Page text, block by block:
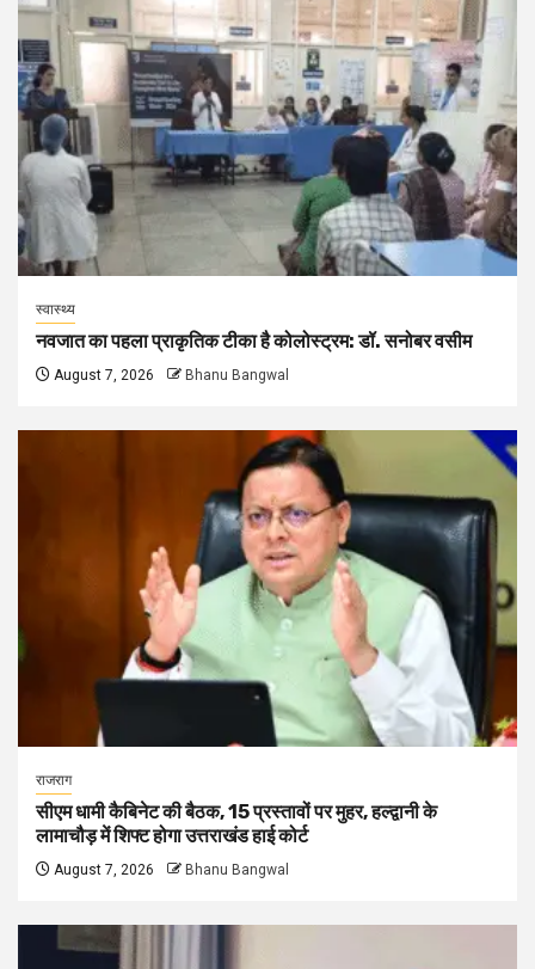
स्वास्थ्य
नवजात का पहला प्राकृतिक टीका है कोलोस्ट्रम: डॉ. सनोबर वसीम
August 7, 2026 Bhanu Bangwal
राजराग
सीएम धामी कैबिनेट की बैठक, 15 प्रस्तावों पर मुहर, हल्द्वानी के
लामाचौड़ में शिफ्ट होगा उत्तराखंड हाई कोर्ट
August 7, 2026 Bhanu Bangwal